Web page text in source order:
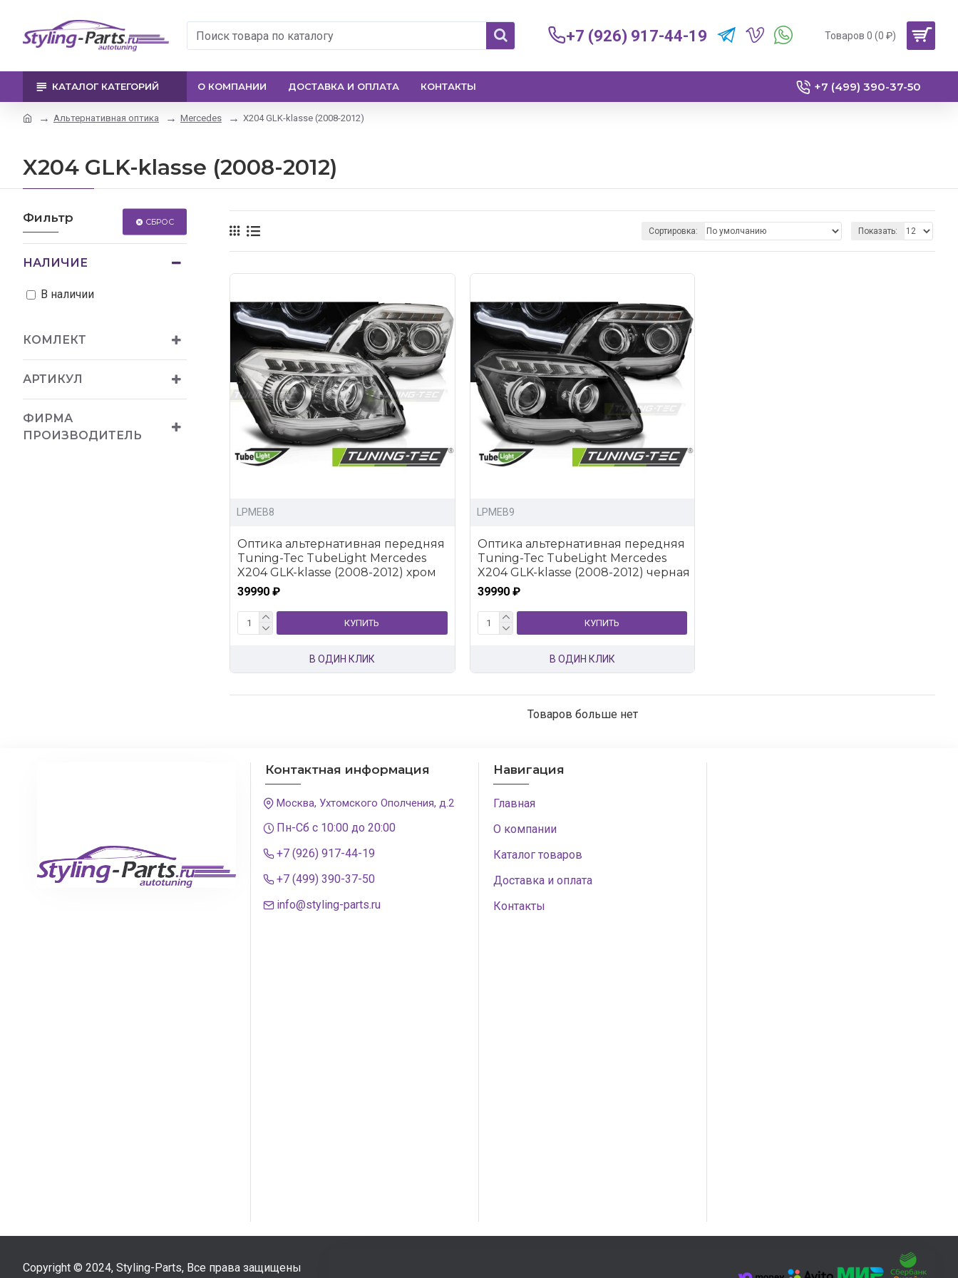
+7 (926) 917-44-19 Товаров 0 (0 ₽)
КАТАЛОГ КАТЕГОРИЙ О КОМПАНИИ ДОСТАВКА И ОПЛАТА КОНТАКТЫ +7 (499) 390-37-50
Альтернативная оптика Mercedes X204 GLK-klasse (2008-2012)
X204 GLK-klasse (2008-2012)
Фильтр СБРОС
КОМЛЕКТ
АРТИКУЛ
ФИРМА
ПРОИЗВОДИТЕЛЬ
НАЛИЧИЕ
В наличии
Сортировка: Показать:
LPMEB8
Оптика альтернативная передняя
Tuning-Tec TubeLight Mercedes
X204 GLK-klasse (2008-2012) хром
39990 ₽
КУПИТЬ
В ОДИН КЛИК
LPMEB9
Оптика альтернативная передняя
Tuning-Tec TubeLight Mercedes
X204 GLK-klasse (2008-2012) черная
39990 ₽
КУПИТЬ
В ОДИН КЛИК
Товаров больше нет
Контактная информация
Москва, Ухтомского Ополчения, д.2
Пн-Сб с 10:00 до 20:00
+7 (926) 917-44-19
+7 (499) 390-37-50
info@styling-parts.ru
Навигация
Главная
О компании
Каталог товаров
Доставка и оплата
Контакты
Copyright © 2024, Styling-Parts, Все права защищены